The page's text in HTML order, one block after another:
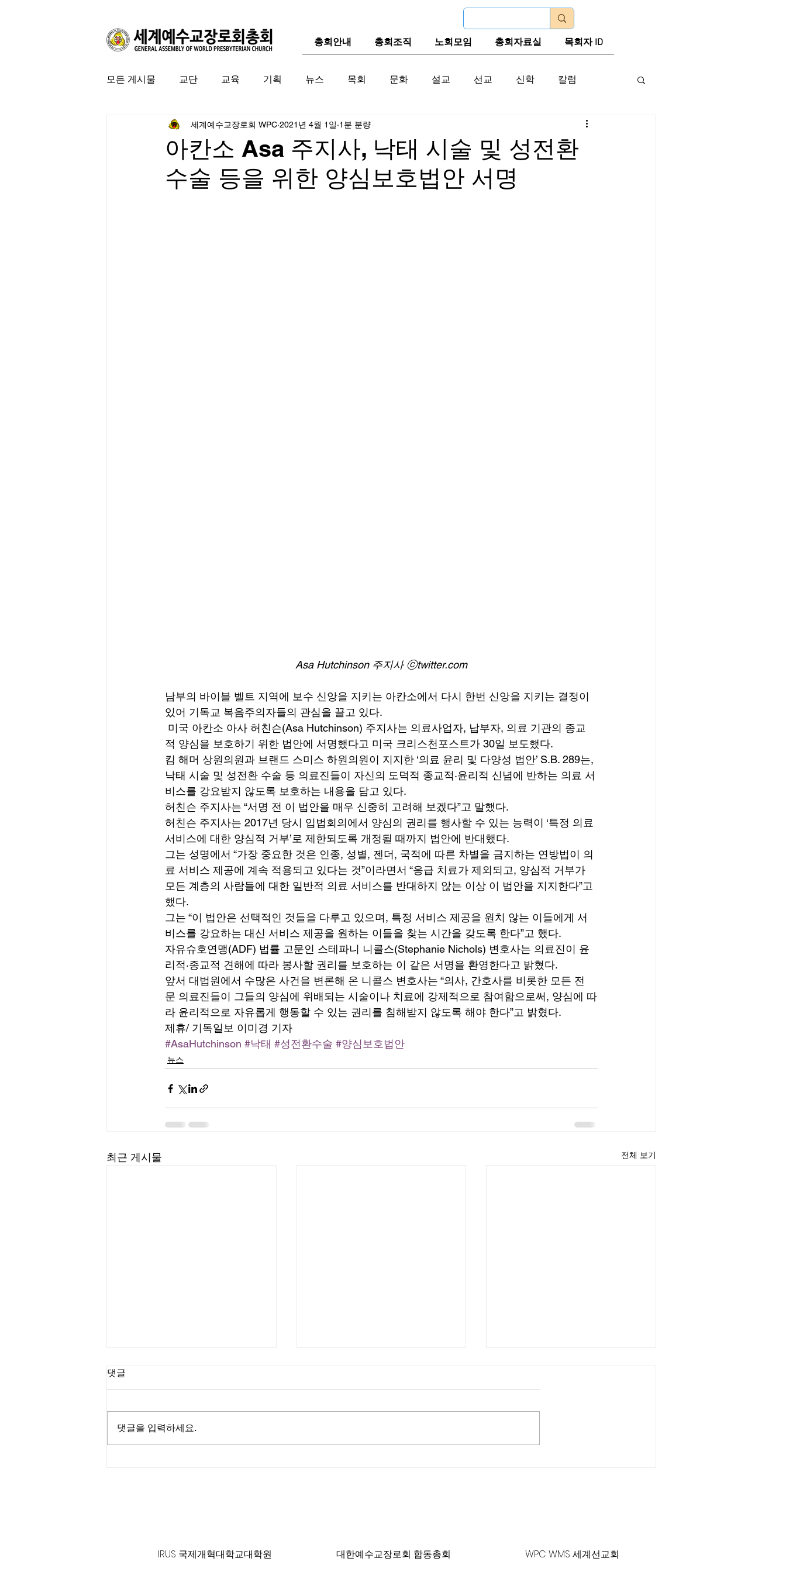
총회안내 총회조직 노회모임 총회자료실 목회자 ID
모든 게시물 교단 교육 기획 뉴스 목회 문화 설교 선교 신학 칼럼
특집 미국 교계 한국 교계 교단역사
아칸소 Asa 주지사, 낙태 시술 및 성전환
수술 등을 위한 양심보호법안 서명
세계예수교장로회 WPC 2021년 4월 1일 1분 분량
Asa Hutchinson 주지사 ⓒtwitter.com
남부의 바이블 벨트 지역에 보수 신앙을 지키는 아칸소에서 다시 한번 신앙을 지키는 결정이
있어 기독교 복음주의자들의 관심을 끌고 있다.
적 양심을 보호하기 위한 법안에 서명했다고 미국 크리스천포스트가 30일 보도했다.
킴 해머 상원의원과 브랜드 스미스 하원의원이 지지한 ‘의료 윤리 및 다양성 법안’ S.B. 289는,
낙태 시술 및 성전환 수술 등 의료진들이 자신의 도덕적 종교적·윤리적 신념에 반하는 의료 서
비스를 강요받지 않도록 보호하는 내용을 담고 있다.
허친슨 주지사는 “서명 전 이 법안을 매우 신중히 고려해 보겠다”고 말했다.
허친슨 주지사는 2017년 당시 입법회의에서 양심의 권리를 행사할 수 있는 능력이 ‘특정 의료
서비스에 대한 양심적 거부’로 제한되도록 개정될 때까지 법안에 반대했다.
그는 성명에서 “가장 중요한 것은 인종, 성별, 젠더, 국적에 따른 차별을 금지하는 연방법이 의
료 서비스 제공에 계속 적용되고 있다는 것”이라면서 “응급 치료가 제외되고, 양심적 거부가
모든 계층의 사람들에 대한 일반적 의료 서비스를 반대하지 않는 이상 이 법안을 지지한다”고
했다.
그는 “이 법안은 선택적인 것들을 다루고 있으며, 특정 서비스 제공을 원치 않는 이들에게 서
비스를 강요하는 대신 서비스 제공을 원하는 이들을 찾는 시간을 갖도록 한다”고 했다.
자유슈호연맹(ADF) 법률 고문인 스테파니 니콜스(Stephanie Nichols) 변호사는 의료진이 윤
리적·종교적 견해에 따라 봉사할 권리를 보호하는 이 같은 서명을 환영한다고 밝혔다.
앞서 대법원에서 수많은 사건을 변론해 온 니콜스 변호사는 “의사, 간호사를 비롯한 모든 전
문 의료진들이 그들의 양심에 위배되는 시술이나 치료에 강제적으로 참여함으로써, 양심에 따
라 윤리적으로 자유롭게 행동할 수 있는 권리를 침해받지 않도록 해야 한다”고 밝혔다.
제휴/ 기독일보 이미경 기자
#AsaHutchinson #낙태 #성전환수술 #양심보호법안
뉴스
최근 게시물 전체 보기
댓글
댓글을 입력하세요.
IRUS 국제개혁대학교대학원 대한예수교장로회 합동총회 WPC WMS 세계선교회